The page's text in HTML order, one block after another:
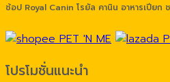
ช้อป Royal Canin โรยัล คานิน อาหารเปีย
โปรโมชั่นแนะนำ